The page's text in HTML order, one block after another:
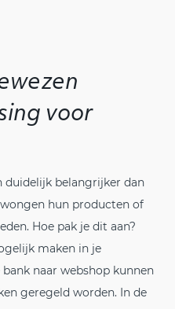
voor
belangrijker dan
hun producten of
Hoe pak je dit aan?
maken in je
naar webshop kunnen
geregeld worden. In de